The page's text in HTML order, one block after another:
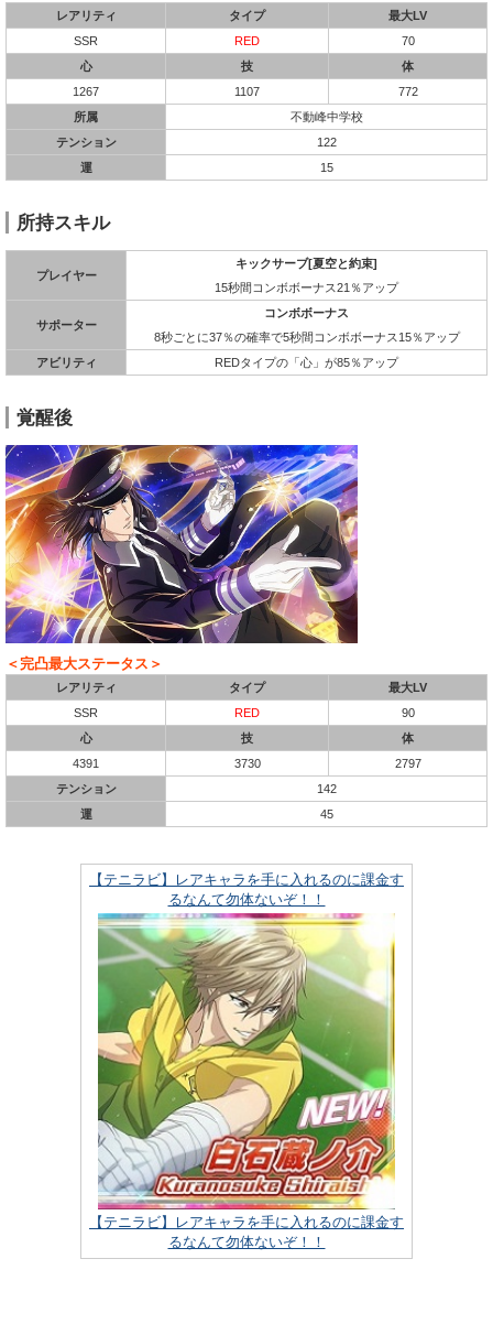
レアリティ タイプ
最大LV
SSR
RED
70
心
技
体
1267
1107
772
所属
不動峰中学校
テンション
122
運
15
所持スキル
プレイヤー
キックサーブ[夏空と約束]
15秒間コンボボーナス21％アップ
サポーター
コンボボーナス
8秒ごとに37％の確率で5秒間コンボボーナス15％アップ
アビリティ
REDタイプの「心」が85％アップ
覚醒後
＜完凸最大ステータス＞
レアリティ タイプ
最大LV
SSR
RED
90
心
技
体
4391
3730
2797
テンション
142
運
45
【テニラビ】レアキャラを手に入れるのに課金す
るなんて勿体ないぞ！！
【テニラビ】レアキャラを手に入れるのに課金す
るなんて勿体ないぞ！！